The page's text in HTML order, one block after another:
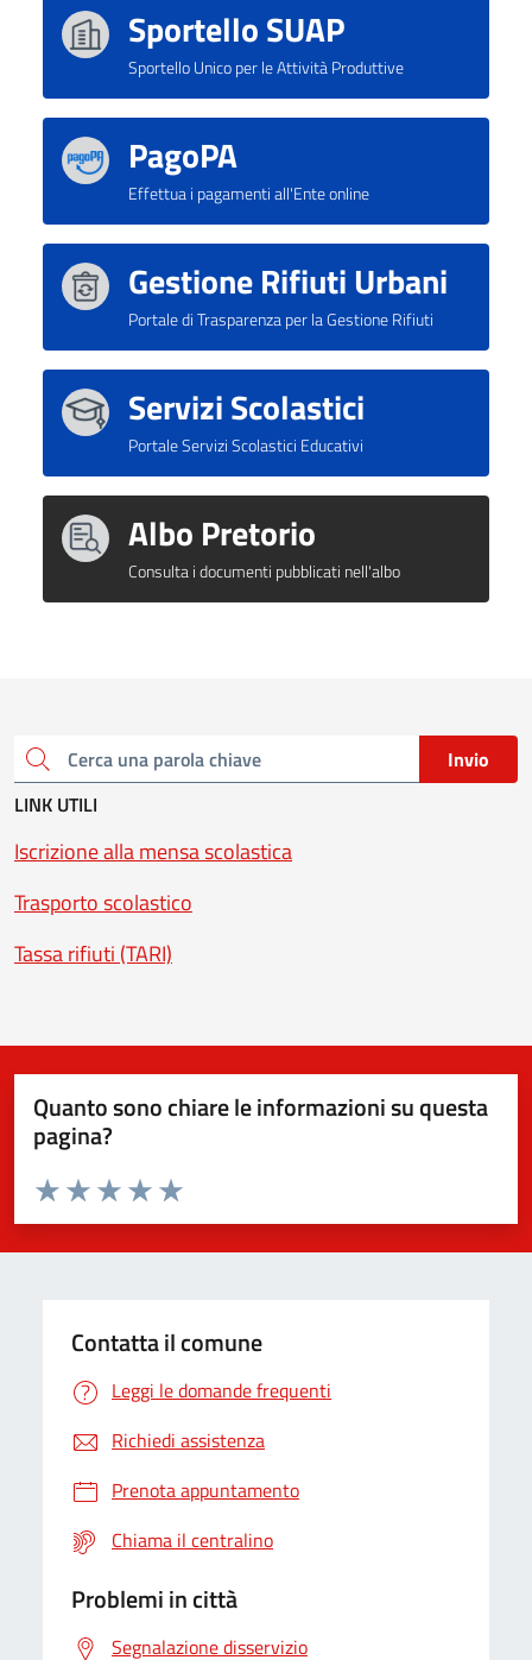
Sportello SUAP
Sportello Unico per le Attività Produttive
PagoPA
Effettua i pagamenti all'Ente online
Gestione Rifiuti Urbani
Portale di Trasparenza per la Gestione Rifiuti
Servizi Scolastici
Portale Servizi Scolastici Educativi
Albo Pretorio
Consulta i documenti pubblicati nell'albo
Cerca una parola chiave
Invio
LINK UTILI
Iscrizione alla mensa scolastica
Trasporto scolastico
Tassa rifiuti (TARI)
Quanto sono chiare le informazioni su questa
pagina?
Valuta da 1 a 5 stelle la pagina
Valuta 5 stelle su 5
Valuta 4 stelle su 5
Valuta 3 stelle su 5
Valuta 2 stelle su 5
Valuta 1 stelle su 5
Contatta il comune
Leggi le domande frequenti
Richiedi assistenza
Prenota appuntamento
Chiama il centralino
Problemi in città
Segnalazione disservizio